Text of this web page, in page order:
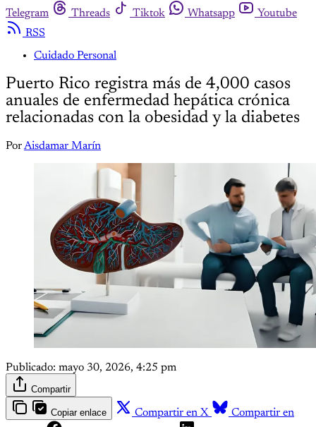
Telegram
Threads Tiktok Whatsapp
Youtube
RSS
Cuidado Personal
Puerto Rico registra más de 4,000 casos
anuales de enfermedad hepática crónica
relacionadas con la obesidad y la diabetes
PorAisdamar Marín
Publicado: mayo 30, 2026, 4:25 pm
Compartir
Copiar enlace Compartir en X
Compartir en